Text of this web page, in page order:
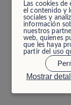
Las cookies de
el contenido y
sociales y
información
nuestros
web, quienes
que les haya
partir del uso
Mostrar